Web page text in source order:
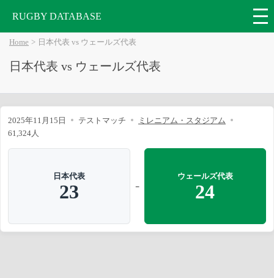
RUGBY DATABASE
Home 日本代表 vs ウェールズ代表
日本代表 vs ウェールズ代表
2025年11月15日 テストマッチ
ミレニアム・スタジアム
61,324人
日本代表
23 -
ウェールズ代表
24